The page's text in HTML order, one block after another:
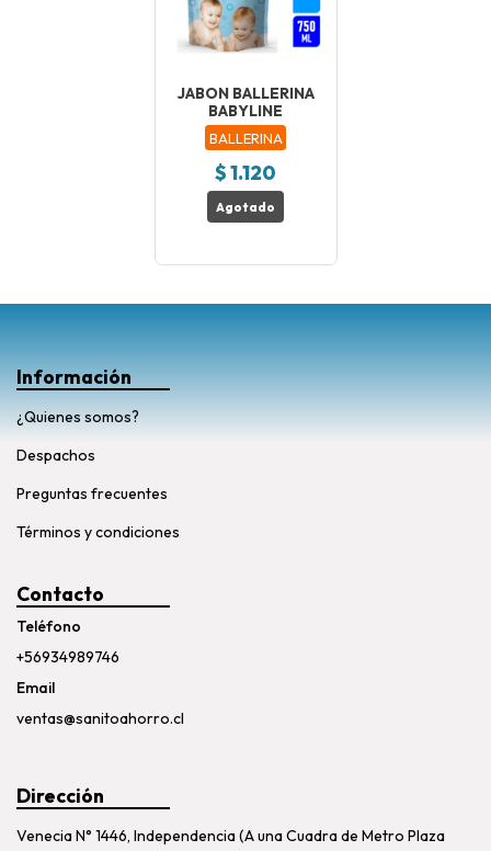
JABON BALLERINA
BABYLINE
BALLERINA
$ 1.120
Agotado
Información
¿Quienes somos?
Despachos
Preguntas frecuentes
Términos y condiciones
Contacto
Teléfono
+56934989746
Email
ventas@sanitoahorro.cl
Dirección
Venecia N° 1446, Independencia (A una Cuadra de Metro Plaza